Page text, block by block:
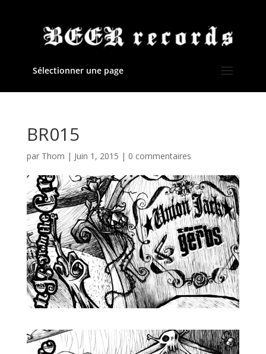
Sélectionner une page
BR015
par Thom | Juin 1, 2015 | 0 commentaires